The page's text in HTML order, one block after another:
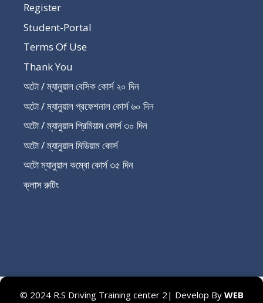
Register
Student-Portal
Terms Of Use
Thank You
অটো / ম্যানুয়াল বেসিক কোর্স ২০ দিন
অটো / ম্যানুয়াল প্রফেশনাল কোর্স ৬০ দিন
অটো / ম্যানুয়াল প্রিমিয়াম কোর্স ৩০ দিন
অটো / ম্যানুয়াল মিডিয়াম কোর্স
অটো ম্যানুয়াল কম্বো কোর্স ৩৫ দিন
ক্লাস রুটিং
© 2024 R.S Driving Training center 2| Develop By WEB